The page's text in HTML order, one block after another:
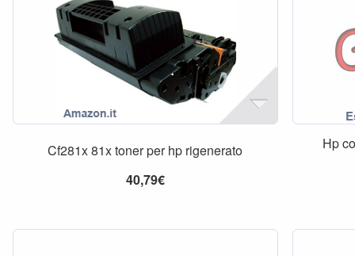
Cf281x 81x toner per hp rigenerato
40,79€
Hp